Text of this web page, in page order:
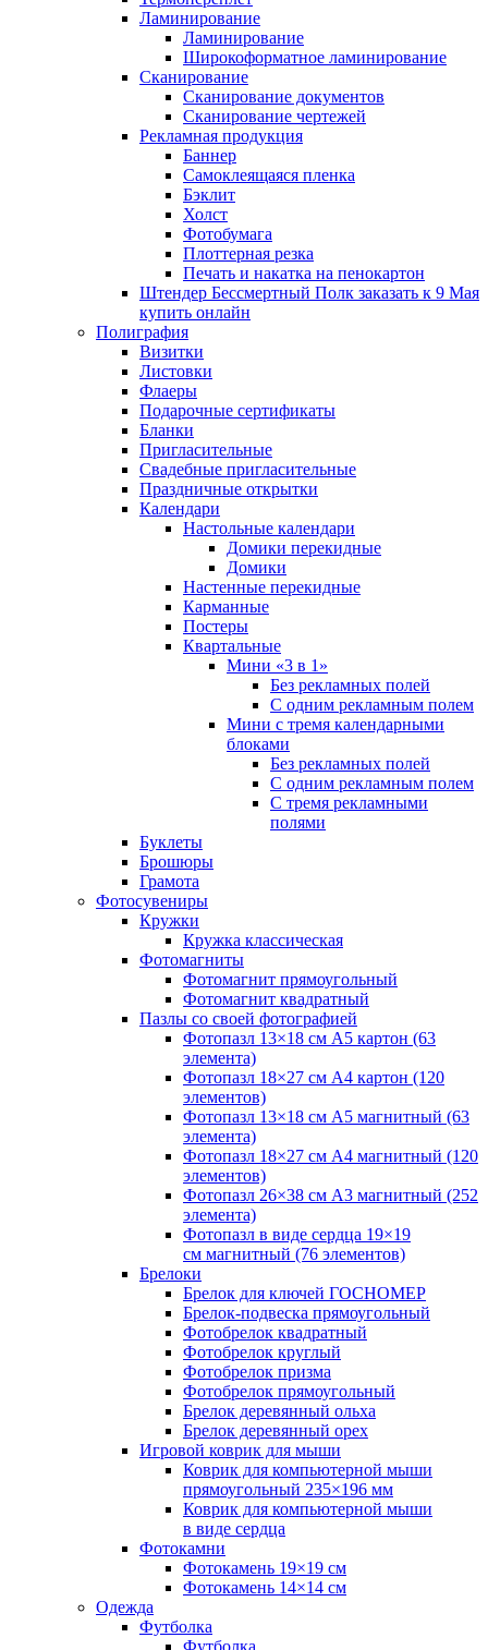
Ламинирование
Ламинирование
Широкоформатное ламинирование
Сканирование
Сканирование документов
Сканирование чертежей
Рекламная продукция
Баннер
Самоклеящаяся пленка
Бэклит
Холст
Фотобумага
Плоттерная резка
Печать и накатка на пенокартон
Штендер Бессмертный Полк заказать к 9 Мая
купить онлайн
Полиграфия
Визитки
Листовки
Флаеры
Подарочные сертификаты
Бланки
Пригласительные
Свадебные пригласительные
Праздничные открытки
Календари
Настольные календари
Домики перекидные
Домики
Настенные перекидные
Карманные
Постеры
Квартальные
Мини «3 в 1»
Без рекламных полей
С одним рекламным полем
Мини с тремя календарными
блоками
Без рекламных полей
С одним рекламным полем
С тремя рекламными
полями
Буклеты
Брошюры
Грамота
Фотосувениры
Кружки
Кружка классическая
Фотомагниты
Фотомагнит прямоугольный
Фотомагнит квадратный
Пазлы со своей фотографией
Фотопазл 13×18 см А5 картон (63
элемента)
Фотопазл 18×27 см А4 картон (120
элементов)
Фотопазл 13×18 см А5 магнитный (63
элемента)
Фотопазл 18×27 см А4 магнитный (120
элементов)
Фотопазл 26×38 см А3 магнитный (252
элемента)
Фотопазл в виде сердца 19×19
см магнитный (76 элементов)
Брелоки
Брелок для ключей ГОСНОМЕР
Брелок-подвеска прямоугольный
Фотобрелок квадратный
Фотобрелок круглый
Фотобрелок призма
Фотобрелок прямоугольный
Брелок деревянный ольха
Брелок деревянный орех
Игровой коврик для мыши
Коврик для компьютерной мыши
прямоугольный 235×196 мм
Коврик для компьютерной мыши
в виде сердца
Фотокамни
Фотокамень 19×19 см
Фотокамень 14×14 см
Одежда
Футболка
Футболка